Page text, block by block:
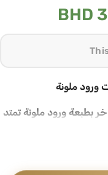
BHD
ورود ملونة
بطبعة ورود ملونة تمتد
مميزاً